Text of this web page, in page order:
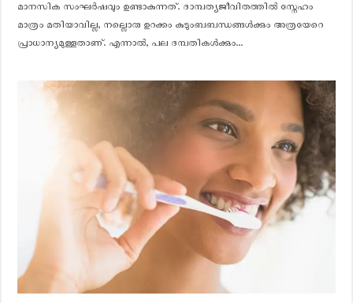
മാനസിക സംഘർഷവും ഉണ്ടാകുന്നത്. ദാമ്പത്യജീവിതത്തിൽ സ്നേഹം
മാത്രം മതിയാവില്ല, നല്ലൊരു ഉറക്കം കുടുംബബന്ധങ്ങൾക്കും അത്രയേറെ
പ്രാധാന്യമുള്ളതാണ്. എന്നാൽ, പല ദമ്പതികൾക്കും...